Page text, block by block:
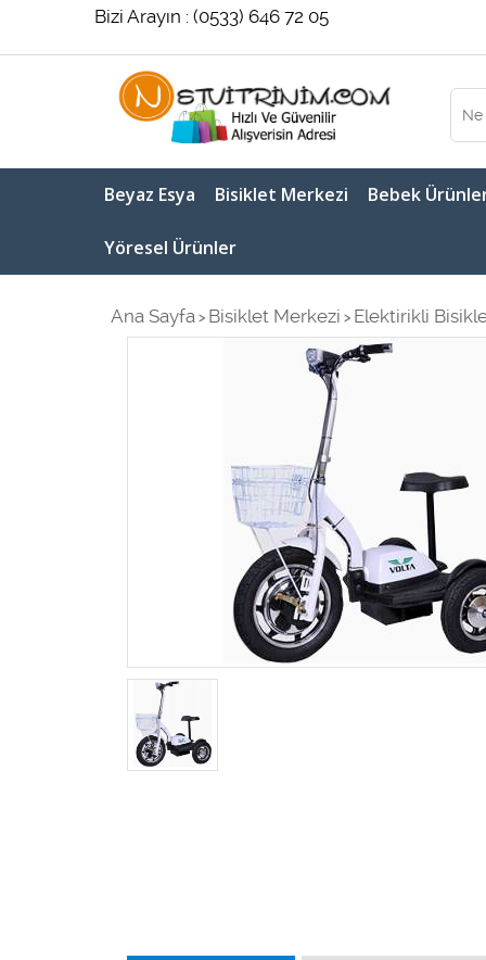
Bizi Arayın : (0533) 646 72 05
Beyaz Esya Bisiklet Merkezi Bebek
Yöresel Ürünler
Ana Sayfa > Bisiklet Merkezi > Elektirikli